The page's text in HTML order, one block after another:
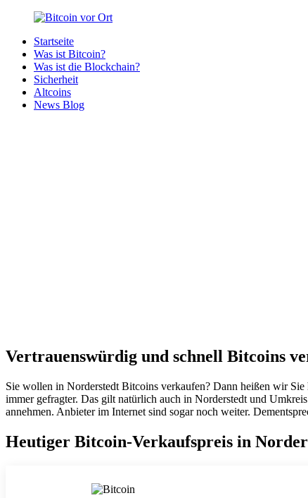
Zurück
Inhalt
Bitcoin
Bitcoins
deiner
Region
Startseite
Was ist Bitcoin?
Was ist die Blockchain?
Sicherheit
Altcoins
News Blog
Vertrauenswürdig und schnell Bitcoins
Sie wollen in Norderstedt Bitcoins verkaufen? Dann heißen wir
immer gefragter. Das gilt natürlich auch in Norderstedt und
annehmen. Anbieter im Internet sind sogar noch weiter.
Heutiger Bitcoin-Verkaufspreis in